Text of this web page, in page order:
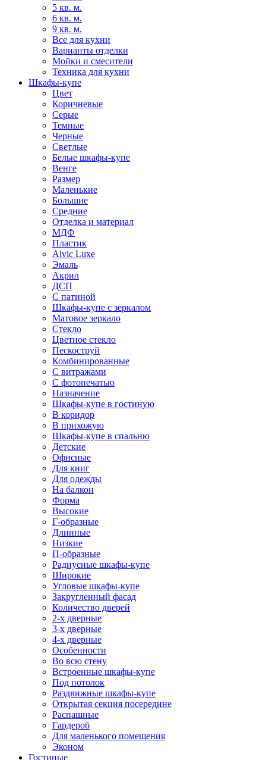
5 кв. м.
6 кв. м.
9 кв. м.
Все для кухни
Варианты отделки
Мойки и смесители
Техника для кухни
Шкафы-купе
Цвет
Коричневые
Серые
Темные
Черные
Светлые
Белые шкафы-купе
Венге
Размер
Маленькие
Большие
Средние
Отделка и материал
МДФ
Пластик
Alvic Luxe
Эмаль
Акрил
ДСП
С патиной
Шкафы-купе с зеркалом
Матовое зеркало
Стекло
Цветное стекло
Пескоструй
Комбинированные
С витражами
С фотопечатью
Назначение
Шкафы-купе в гостиную
В коридор
В прихожую
Шкафы-купе в спальню
Детские
Офисные
Для книг
Для одежды
На балкон
Форма
Высокие
Г-образные
Длинные
Низкие
П-образные
Радиусные шкафы-купе
Широкие
Угловые шкафы-купе
Закругленный фасад
Количество дверей
2-х дверные
3-х дверные
4-х дверные
Особенности
Во всю стену
Встроенные шкафы-купе
Под потолок
Раздвижные шкафы-купе
Открытая секция посередине
Распашные
Гардероб
Для маленького помещения
Эконом
Гостиные